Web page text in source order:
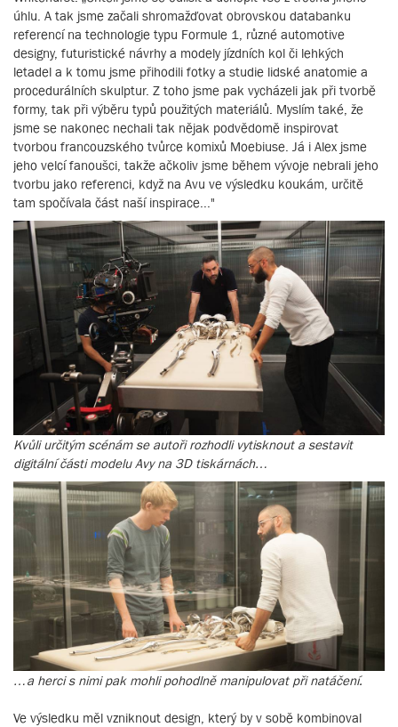
úhlu. A tak jsme začali shromažďovat obrovskou databanku
referencí na technologie typu Formule 1, různé automotive
designy, futuristické návrhy a modely jízdních kol či lehkých
letadel a k tomu jsme přihodili fotky a studie lidské anatomie a
procedurálních skulptur. Z toho jsme pak vycházeli jak při tvorbě
formy, tak při výběru typů použitých materiálů. Myslím také, že
jsme se nakonec nechali tak nějak podvědomě inspirovat
tvorbou francouzského tvůrce komixů Moebiuse. Já i Alex jsme
jeho velcí fanoušci, takže ačkoliv jsme během vývoje nebrali jeho
tvorbu jako referenci, když na Avu ve výsledku koukám, určitě
tam spočívala část naší inspirace..."
Kvůli určitým scénám se autoři rozhodli vytisknout a sestavit
digitální části modelu Avy na 3D tiskárnách…
…a herci s nimi pak mohli pohodlně manipulovat při natáčení.
Ve výsledku měl vzniknout design, který by v sobě kombinoval